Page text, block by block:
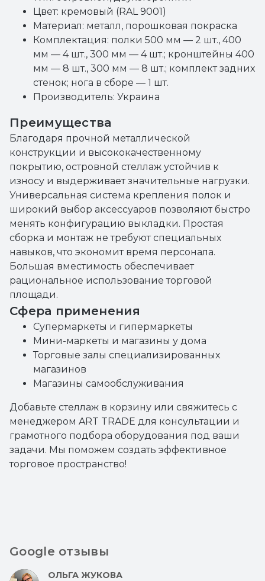
Цвет: кремовый (RAL 9001)
Материал: металл, порошковая покраска
Комплектация: полки 500 мм — 2 шт., 400
мм — 4 шт., 300 мм — 4 шт.; кронштейны 400
мм — 8 шт., 300 мм — 8 шт.; комплект задних
стенок; нога в сборе — 1 шт.
Производитель: Украина
Преимущества
Благодаря прочной металлической
конструкции и высококачественному
покрытию, островной стеллаж устойчив к
износу и выдерживает значительные нагрузки.
Универсальная система крепления полок и
широкий выбор аксессуаров позволяют быстро
менять конфигурацию выкладки. Простая
сборка и монтаж не требуют специальных
навыков, что экономит время персонала.
Большая вместимость обеспечивает
рациональное использование торговой
площади.
Сфера применения
Супермаркеты и гипермаркеты
Мини-маркеты и магазины у дома
Торговые залы специализированных
магазинов
Магазины самообслуживания
Добавьте стеллаж в корзину или свяжитесь с
менеджером ART TRADE для консультации и
грамотного подбора оборудования под ваши
задачи. Мы поможем создать эффективное
торговое пространство!
Google отзывы
ОЛЬГА ЖУКОВА